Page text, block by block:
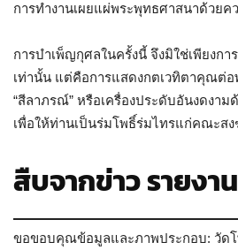
การทำงานเผยแผ่พระพุทธศาสนาด้วยค
การบำเพ็ญกุศลในครั้งนี้ จึงมิใช่เพียงกา
เท่านั้น แต่คือการแสดงกตเวทิตาคุณต่อ
“สีลาภรณ์” หรือเครื่องประดับอันงดงา
เพื่อให้ท่านเป็นร่มโพธิ์ร่มไทรแก่คณะส
สืบจากข่าว รายงาน
ขอขอบคุณข้อมูลและภาพประกอบ: วัดโ